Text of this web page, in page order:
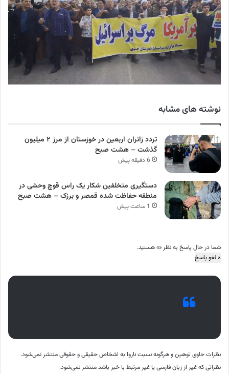
نوشته های مشابه
تردد زائران اربعین در خوزستان از مرز ۲ میلیون
گذشت – هشت صبح
6 دقیقه پیش
دستگیری متخلفین شکار یک راس قوچ وحشی در
منطقه حفاظت شده قمصر و برزک – هشت صبح
1 ساعت پیش
شما در حال پاسخ به نظر «» هستید.
× لغو پاسخ
نظرات حاوی توهین و هرگونه نسبت ناروا به اشخاص حقیقی و حقوقی منتشر نمی‌شود.
نظراتی که غیر از زبان فارسی یا غیر مرتبط با خبر باشد منتشر نمی‌شود.